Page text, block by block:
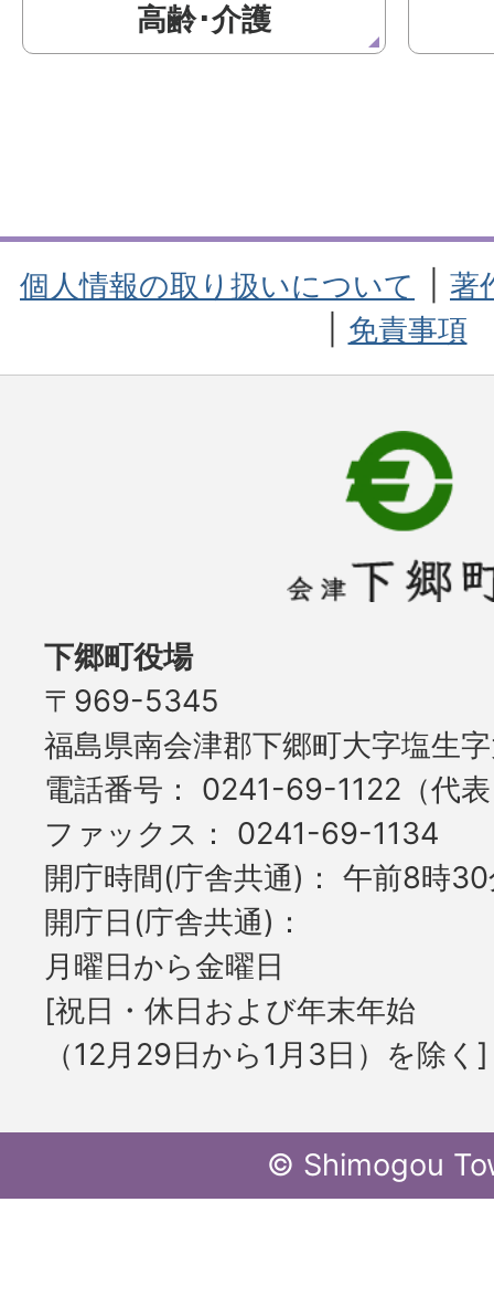
高齢･介護
個人情報の取り扱いについて
著
免責事項
下郷町役場
〒969-5345
福島県南会津郡下郷町大字塩生
電話番号
0241-69-1122（代
ファックス
0241-69-1134
開庁時間(庁舎共通)
午前8時
開庁日(庁舎共通)
月曜日から金曜日
[祝日・休日および年末年始
（12月29日から1月3日）を除く]
© Shimogou